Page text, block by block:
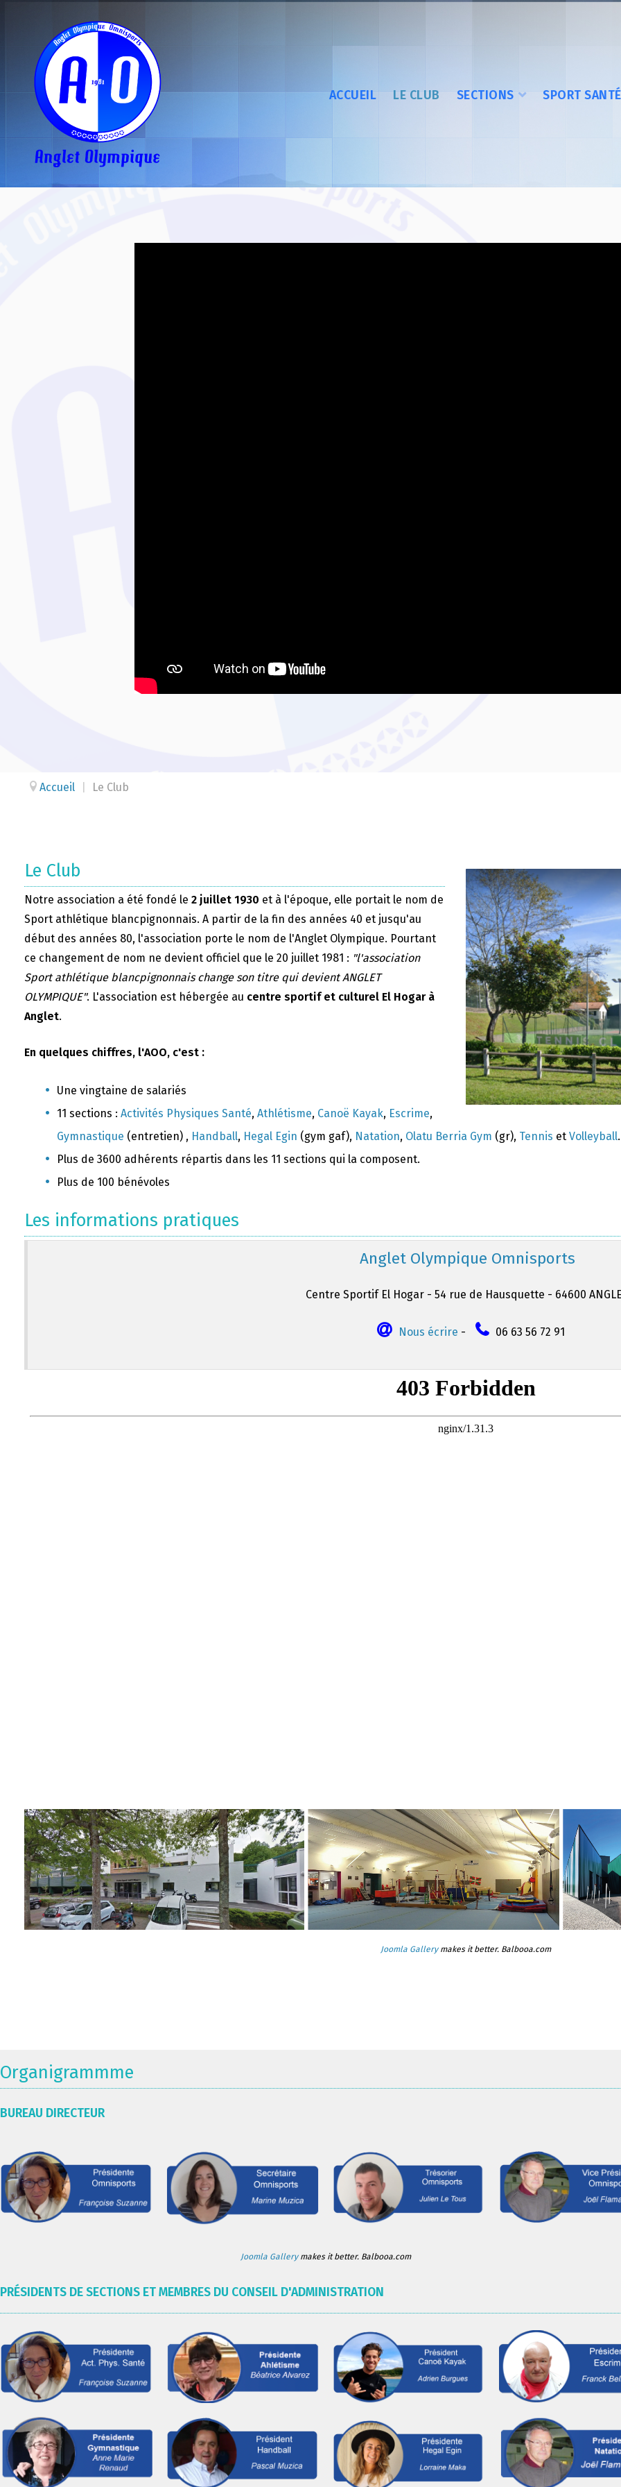
ACCUEIL LE CLUB SECTIONS SPORT SANTÉ
Accueil Le Club
Le Club
Notre association a été fondé le 2 juillet 1930 et à l'époque, elle portait le nom de
Sport athlétique blancpignonnais. A partir de la fin des années 40 et jusqu'au
début des années 80, l'association porte le nom de l'Anglet Olympique. Pourtant
ce changement de nom ne devient officiel que le 20 juillet 1981 : "l'association
Sport athlétique blancpignonnais change son titre qui devient ANGLET
OLYMPIQUE". L'association est hébergée au centre sportif et culturel El Hogar à
Anglet.
En quelques chiffres, l'AOO, c'est :
Une vingtaine de salariés
11 sections : Activités Physiques Santé, Athlétisme, Canoë Kayak, Escrime,
Gymnastique (entretien) , Handball, Hegal Egin (gym gaf), Natation, Olatu Berria Gym (gr), Tennis et Volleyball.
Plus de 3600 adhérents répartis dans les 11 sections qui la composent.
Plus de 100 bénévoles
Les informations pratiques
Anglet Olympique Omnisports
Centre Sportif El Hogar - 54 rue de Hausquette - 64600
Nous écrire - 06 63 56 72 91
Joomla Gallerymakes it better. Balbooa.com
Organigrammme
BUREAU DIRECTEUR
Joomla Gallerymakes it better. Balbooa.com
PRÉSIDENTS DE SECTIONS ET MEMBRES DU CONSEIL D'ADMINISTRATION